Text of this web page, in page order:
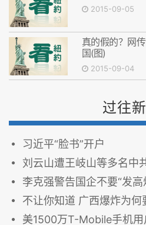
2015-09-05
真的假的？网
国(图)
2015-09-04
过往
习近平“脸书”开户
刘云山遭王岐山等多名中
李克强警告国企不要“发高
不让你知道 广西爆炸为何
美1500万T-Mobile手机用